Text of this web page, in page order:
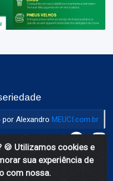
por Alexandro MEUCI.com.br
Jornalismo com seriedade.
🍪 Utilizamos cookies e
sua experiência de
com nossa.